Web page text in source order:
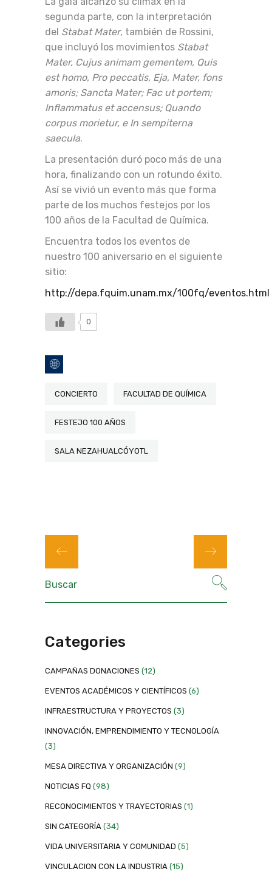
segunda parte, con la interpretación
del Stabat Mater, también de Rossini,
que incluyó los movimientos Stabat
Mater, Cujus animam gementem, Quis
est homo, Pro peccatis, Eja, Mater, fons
amoris; Sancta Mater; Fac ut portem;
Inflammatus et accensus; Quando
corpus morietur, e In sempiterna
saecula.
La presentación duró poco más de una
hora, finalizando con un rotundo éxito.
Así se vivió un evento más que forma
parte de los muchos festejos por los
100 años de la Facultad de Química.
Encuentra todos los eventos de
nuestro 100 aniversario en el siguiente
sitio:
http://depa.fquim.unam.mx/100fq/eventos.html
0
CONCIERTO FACULTAD DE QUÍMICA
FESTEJO 100 AÑOS
SALA NEZAHUALCÓYOTL
Categories
CAMPAÑAS DONACIONES (12)
EVENTOS ACADÉMICOS Y CIENTÍFICOS (6)
INFRAESTRUCTURA Y PROYECTOS (3)
INNOVACIÓN, EMPRENDIMIENTO Y TECNOLOGÍA
(3)
MESA DIRECTIVA Y ORGANIZACIÓN (9)
NOTICIAS FQ (98)
RECONOCIMIENTOS Y TRAYECTORIAS (1)
SIN CATEGORÍA (34)
VIDA UNIVERSITARIA Y COMUNIDAD (5)
VINCULACION CON LA INDUSTRIA (15)